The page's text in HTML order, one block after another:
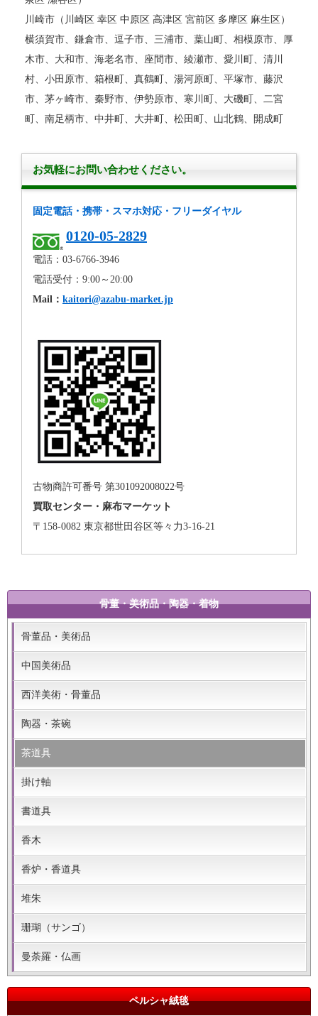
川崎市（川崎区 幸区 中原区 高津区 宮前区 多摩区 麻生区）
横須賀市、鎌倉市、逗子市、三浦市、葉山町、相模原市、厚
木市、大和市、海老名市、座間市、綾瀬市、愛川町、清川
村、小田原市、箱根町、真鶴町、湯河原町、平塚市、藤沢
市、茅ヶ崎市、秦野市、伊勢原市、寒川町、大磯町、二宮
町、南足柄市、中井町、大井町、松田町、山北鶴、開成町
お気軽にお問い合わせください。
固定電話・携帯・スマホ対応・フリーダイヤル
0120-05-2829
電話：03-6766-3946
電話受付：9:00～20:00
Mail： kaitori@azabu-market.jp
古物商許可番号 第301092008022号
買取センター・麻布マーケット
〒158-0082 東京都世田谷区等々力3-16-21
骨董・美術品・陶器・着物
骨董品・美術品
中国美術品
西洋美術・骨董品
陶器・茶碗
茶道具
掛け軸
書道具
香木
香炉・香道具
堆朱
珊瑚（サンゴ）
曼荼羅・仏画
ペルシャ絨毯